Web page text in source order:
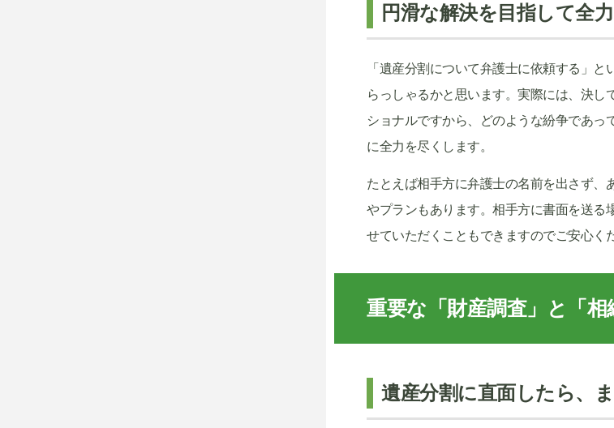
円滑な解決を目指して全
「遺産分割について弁護士に依頼する」
らっしゃるかと思います。実際には、決し
ショナルですから、どのような紛争であっ
に全力を尽くします。
たとえば相手方に弁護士の名前を出さず、
やプランもあります。相手方に書面を送る
せていただくこともできますのでご安心く
重要な「財産調査」と「相
遺産分割に直面したら、